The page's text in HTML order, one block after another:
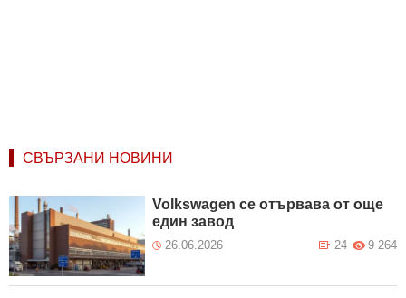
СВЪРЗАНИ НОВИНИ
Volkswagen се отървава от още
един завод
26.06.2026 9 264
24